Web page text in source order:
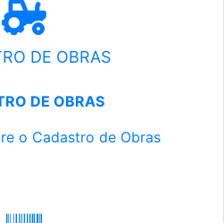
DE OBRAS
DE OBRAS
o Cadastro de Obras